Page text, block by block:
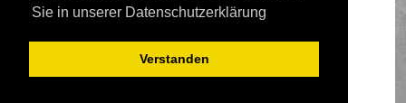
Sie in unserer Datenschutzerklärung
Verstanden
Foren-Übersicht
Deutsche Übersetzung durchphpBB.de